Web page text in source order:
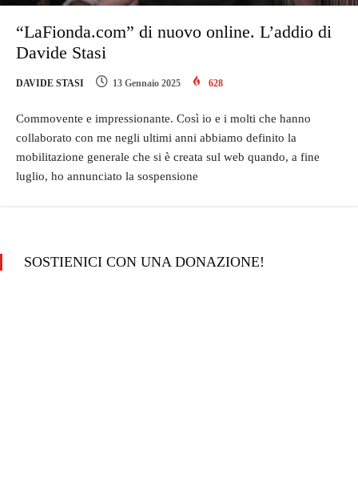
“LaFionda.com” di nuovo online. L’addio di
Davide Stasi
DAVIDE STASI 13 Gennaio 2025 628
Commovente e impressionante. Così io e i molti che hanno
collaborato con me negli ultimi anni abbiamo definito la
mobilitazione generale che si è creata sul web quando, a fine
luglio, ho annunciato la sospensione
SOSTIENICI CON UNA DONAZIONE!